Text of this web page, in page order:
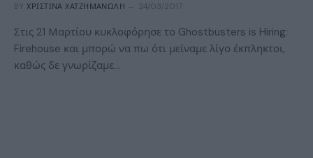
BY ΧΡΙΣΤΊΝΑ ΧΑΤΖΗΜΑΝΏΛΗ 24/03/2017
Στις 21 Μαρτίου κυκλοφόρησε το Ghostbusters is Hiring:
Firehouse και μπορώ να πω ότι μείναμε λίγο έκπληκτοι,
καθώς δε γνωρίζαμε…